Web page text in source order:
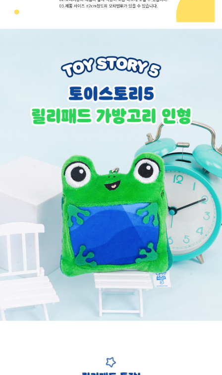
페이코 ID로
PAYCO 바로